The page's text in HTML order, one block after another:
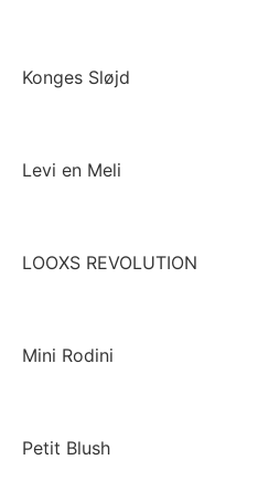
Konges Sløjd
Levi en Meli
LOOXS REVOLUTION
Mini Rodini
Petit Blush